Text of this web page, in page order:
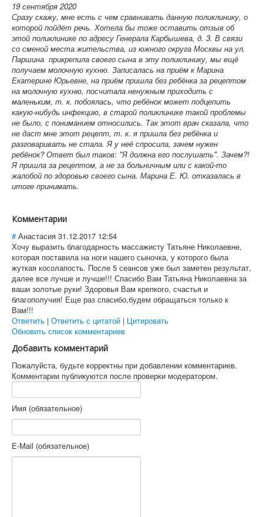
19 сентября 2020
Сразу скажу, мне есть с чем сравнивать данную поликлинику, о
которой пойдёт речь. Хотела бы тоже оставить отзыв об
этой поликлинике по адресу Генерала Карбышева, д. 3. В связи
со сменой места жительства, из южного округа Москвы на ул.
Паршина прикрепила своего сына в эту поликлинику, мы ещё
получаем молочную кухню. Записалась на приём к Марина
Екатерине Юрьевне, на приём пришла без ребёнка за рецептом
на молочную кухню, посчитала ненужным приходить с
маленьким, т. к. побоялась, что ребёнок может подцепить
какую-нибудь инфекцию, в старой поликлинике такой проблемы
не было, с пониманием относились. Так этот врач сказала, что
не даст мне этот рецепт, т. к. я пришла без ребёнка и
разговаривать не стала. Я у неё спросила, зачем нужен
ребёнок? Ответ был таков: "Я должна его послушать". Зачем?!
Я пришла за рецептом, а не за больничным или с какой-то
жалобой по здоровью своего сына. Марина Е. Ю. отказалась в
итоге принимать.
Комментарии
# Анастасия 31.12.2017 12:54
Хочу выразить благодарность массажисту Татьяне Николаевне,
которая поставила на ноги нашего сыночка, у которого была
жуткая косолапость. После 5 сеансов уже был заметен результат,
далее все лучше и лучше!!! Спасибо Вам Татьяна Николаевна за
ваши золотые руки! Здоровья Вам крепкого, счастья и
благополучия! Еще раз спасибо,будем обращаться только к
Вам!!!
Ответить | Ответить с цитатой | Цитировать
Обновить список комментариев
Добавить комментарий
Пожалуйста, будьте корректны при добавлении комментариев.
Комментарии публикуются после проверки модератором.
Имя (обязательное)
E-Mail (обязательное)